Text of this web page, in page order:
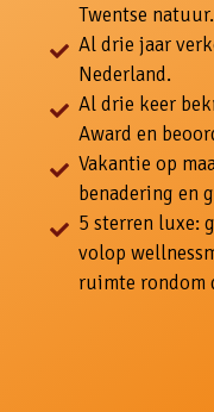
Twentse natuur.
Al drie jaar
Nederland.
Al drie keer
Award en
Vakantie op
benadering en
5 sterren luxe:
volop
ruimte rondom